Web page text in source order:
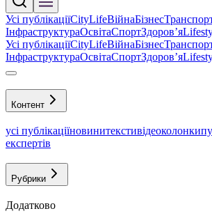
Усі публікаціїCityLifeВійнаБізнес
ІнфраструктураОсвітаСпортЗдоровʼя
Усі публікаціїCityLifeВійнаБізнес
ІнфраструктураОсвітаСпортЗдоровʼя
Контент
усі публікаціїновинитекстивідеоколонки
експертів
Рубрики
Додатково